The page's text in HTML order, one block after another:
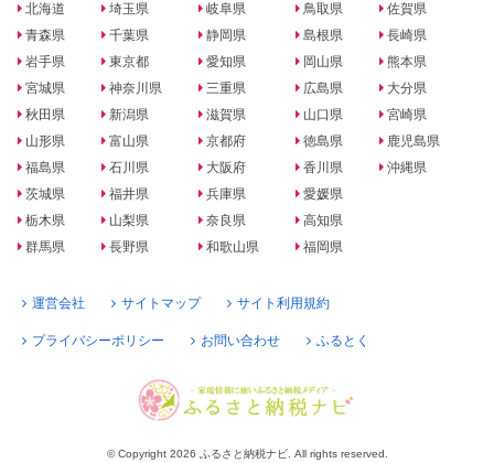
北海道
青森県
岩手県
宮城県
秋田県
山形県
福島県
茨城県
栃木県
群馬県
埼玉県
千葉県
東京都
神奈川県
新潟県
富山県
石川県
福井県
山梨県
長野県
岐阜県
静岡県
愛知県
三重県
滋賀県
京都府
大阪府
兵庫県
奈良県
和歌山県
鳥取県
島根県
岡山県
広島県
山口県
徳島県
香川県
愛媛県
高知県
福岡県
佐賀県
長崎県
熊本県
大分県
宮崎県
鹿児島県
沖縄県
運営会社 サイトマップ サイト利用規約
プライバシーポリシー お問い合わせ ふるとく
© Copyright 2026 ふるさと納税ナビ. All rights reserved.